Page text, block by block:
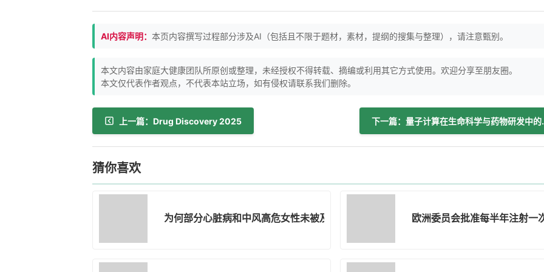
AI内容声明： 本页内容撰写过程部分涉及AI（包括且不限于题材，素材，提纲的搜集与整理），请注意甄别。
本文内容由家庭大健康团队所原创或整理，未经授权不得转载、摘编或利用其它方式使用。欢迎分享至朋友圈。
本文仅代表作者观点，不代表本站立场，如有侵权请联系我们删除。
上一篇：Drug Discovery 2025 下一篇：
猜你喜欢
为何部分心脏病和中风高危女性未被及时发现和治疗 欧洲委员会批准每半年注射一